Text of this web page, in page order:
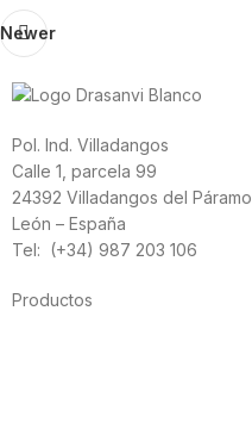
Newer
Pol. Ind. Villadangos
Calle 1, parcela 99
24392 Villadangos del Páramo
León – España
Tel: (+34) 987 203 106
Productos